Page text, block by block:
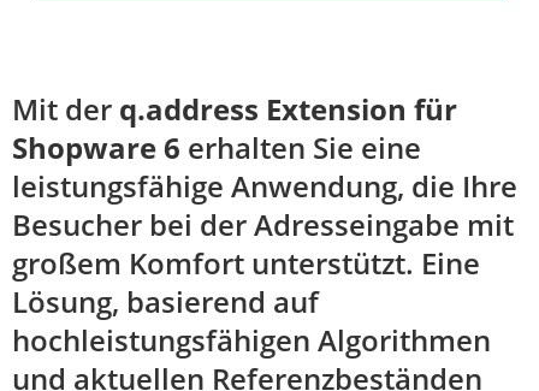
Mit der q.address Extension für
Shopware 6 erhalten Sie eine
leistungsfähige Anwendung, die Ihre
Besucher bei der Adresseingabe mit
großem Komfort unterstützt. Eine
Lösung, basierend auf
hochleistungsfähigen Algorithmen
und aktuellen Referenzbeständen